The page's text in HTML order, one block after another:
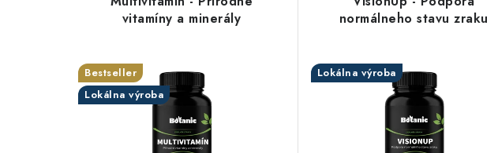
e
p
vitamíny a minerály
Bestseller
Lokálna výroba
normálneho stavu zraku
Lokálna výroba